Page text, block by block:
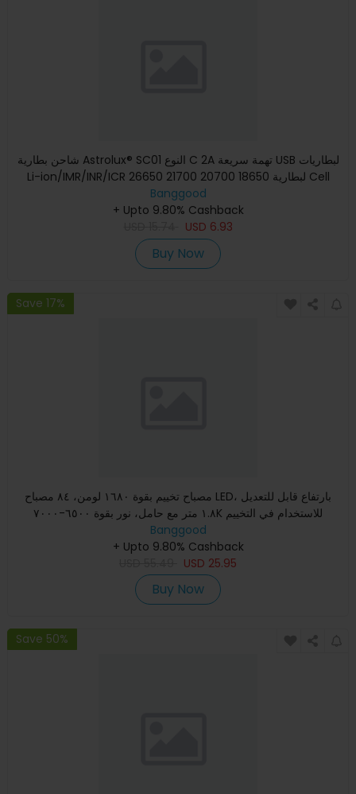
شاحن بطارية Astrolux® SC01 النوع C 2A تهمة سريعة USB لبطاريات
Li-ion/IMR/INR/ICR لبطارية 18650 20700 21700 26650 Cell
Banggood
+ Upto 9.80% Cashback
USD 6.93
Buy Now
Save 17%
مصباح تخييم بقوة ١٦٨٠ لومن، ٨٤ مصباح LED، بارتفاع قابل للتعديل
١.٨ متر مع حامل، نور بقوة ٦٥٠٠-٧٠٠٠K للاستخدام في التخييم
Banggood
+ Upto 9.80% Cashback
USD 25.95
Buy Now
Save 50%